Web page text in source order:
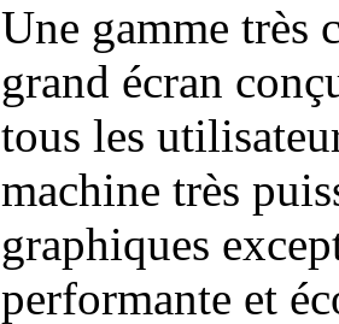
Une gamme très
grand écran
tous les
machine très
graphiques
performante et